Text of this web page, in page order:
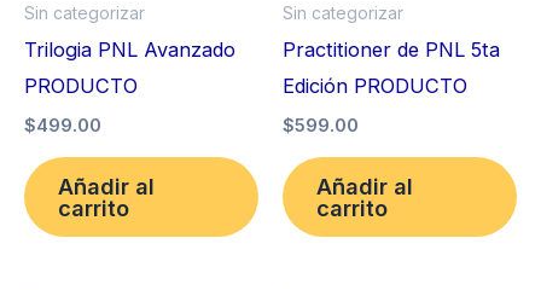
Sin categorizar
Trilogia PNL Avanzado
PRODUCTO
$499.00
Añadir al
carrito
Sin categorizar
Practitioner de PNL 5ta
Edición PRODUCTO
$599.00
Añadir al
carrito